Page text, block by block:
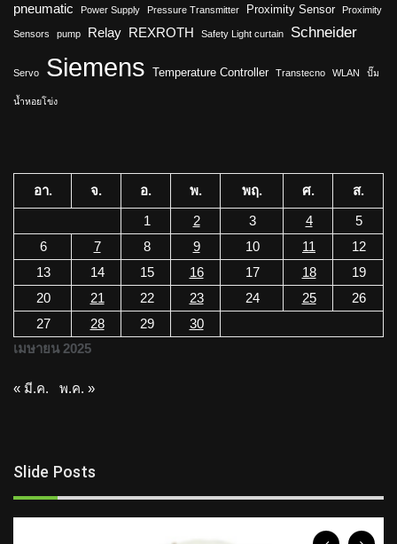
pneumatic Power Supply Pressure Transmitter Proximity Sensor Proximity
Sensors pump Relay REXROTH Safety Light curtain Schneider
Servo Siemens Temperature Controller Transtecno WLAN ปั๊ม
น้ำหอยโข่ง
เมษายน 2025
อา. จ. อ. พ. พฤ. ศ.
ส.
1
2 3 4
5
6
7 8 9 10 11
12
13
14 15 16 17 18
19
20
21 22 23 24 25
26
27
28 29 30
« มี.ค. พ.ค. »
Slide Posts